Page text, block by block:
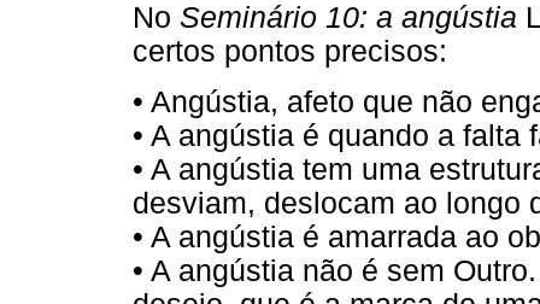
No Seminário 10: a angústia
certos pontos precisos:
• Angústia, afeto que não
• A angústia é quando a falta
• A angústia tem uma
desviam, deslocam ao longo
• A angústia é amarrada ao
• A angústia não é sem